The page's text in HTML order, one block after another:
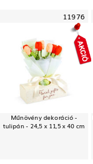
11976
Műnövény dekoráció -
tulipán - 24,5 x 11,5 x 40 cm